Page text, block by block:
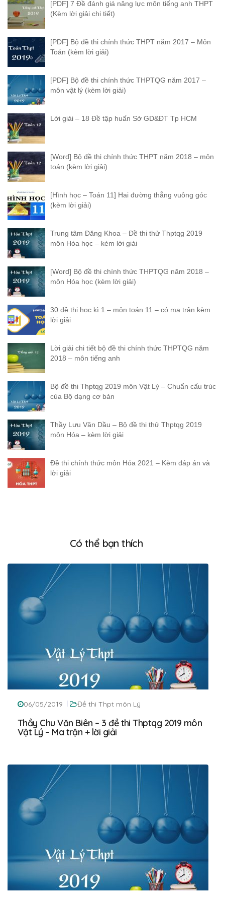
[PDF] 7 Đề đánh giá năng lực môn tiếng anh THPT
(Kèm lời giải chi tiết)
[PDF] Bộ đề thi chính thức THPT năm 2017 – Môn
Toán (kèm lời giải)
[PDF] Bộ đề thi chính thức THPTQG năm 2017 –
môn vật lý (kèm lời giải)
Lời giải – 18 Đề tập huấn Sở GD&ĐT Tp HCM
[Word] Bộ đề thi chính thức THPT năm 2018 – môn
toán (kèm lời giải)
[Hình học – Toán 11] Hai đường thẳng vuông góc
(kèm lời giải)
Trung tâm Đăng Khoa – Đề thi thử Thptqg 2019
môn Hóa học – kèm lời giải
[Word] Bộ đề thi chính thức THPTQG năm 2018 –
môn Hóa học (kèm lời giải)
30 đề thi học kì 1 – môn toán 11 – có ma trận kèm
lời giải
Lời giải chi tiết bộ đề thi chính thức THPTQG năm
2018 – môn tiếng anh
Bộ đề thi Thptqg 2019 môn Vật Lý – Chuẩn cấu trúc
của Bộ dạng cơ bản
Thầy Lưu Văn Dầu – Bộ đề thi thử Thptqg 2019
môn Hóa – kèm lời giải
Đề thi chính thức môn Hóa 2021 – Kèm đáp án và
lời giải
Có thể bạn thích
06/05/2019 Đề thi Thpt môn Lý
Thầy Chu Văn Biên – 3 đề thi Thptqg 2019 môn
Vật Lý – Ma trận + lời giải